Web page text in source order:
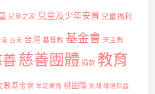
兒童之家 兒童及少年安置 兒童福利
南 台東 台灣 基督教 基金會 天主教
慈善團體 捐款 教育
教基金會 早期療育 桃園縣 澎湖 環境保護